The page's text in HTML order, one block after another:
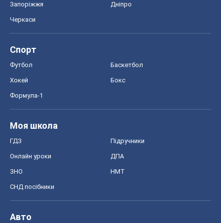
Запоріжжя Дніпро
Черкаси
Спорт
Футбол Баскетбол
Хокей Бокс
Формула-1
Моя школа
ГДЗ Підручники
Онлайн уроки ДПА
ЗНО НМТ
СНД посібники
Авто